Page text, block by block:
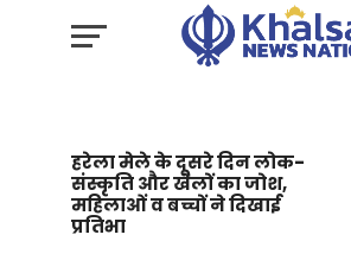
हरेला मेले के दूसरे दिन लोक-
संस्कृति और खेलों का जोश,
महिलाओं व बच्चों ने दिखाई
प्रतिभा